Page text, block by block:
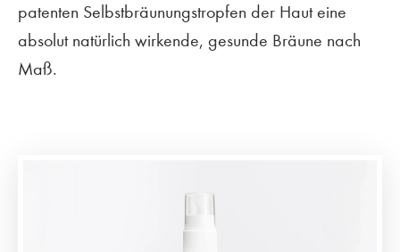
patenten Selbstbräunungstropfen der Haut eine
absolut natürlich wirkende, gesunde Bräune nach
Maß.